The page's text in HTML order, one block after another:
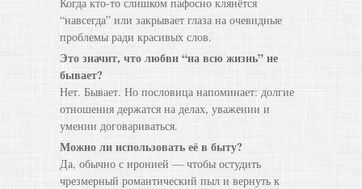
“навсегда” или закрывает глаза на очевидные
проблемы ради красивых слов.
Это значит, что любви “на всю жизнь” не
бывает?
Нет. Бывает. Но пословица напоминает: долгие
отношения держатся на делах, уважении и
умении договариваться.
Можно ли использовать её в быту?
Да, обычно с иронией — чтобы остудить
чрезмерный романтический пыл и вернуть к